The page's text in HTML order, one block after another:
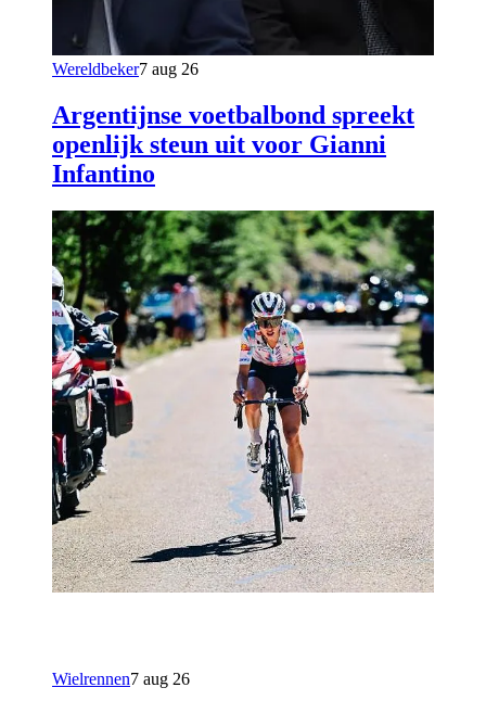
Wereldbeker7 aug 26
Argentijnse voetbalbond spreekt
openlijk steun uit voor Gianni
Infantino
Wielrennen7 aug 26